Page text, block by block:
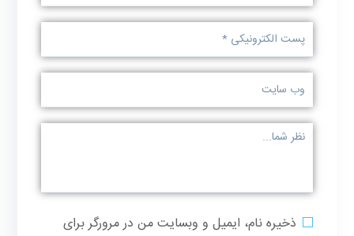
ذخیره نام، ایمیل و وبسایت من در مرورگر برای